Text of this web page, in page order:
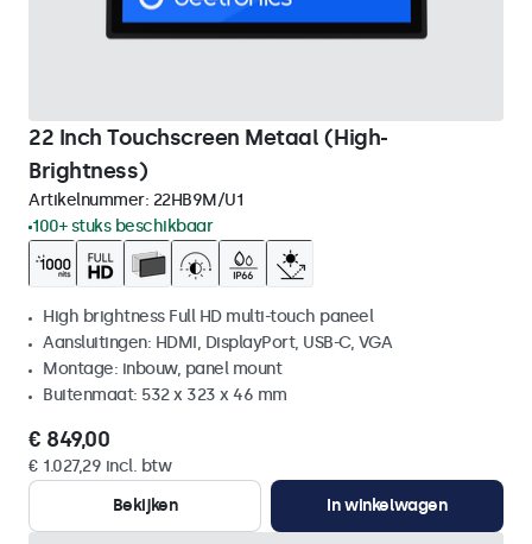
22 Inch Touchscreen Metaal (High-
Brightness)
Artikelnummer: 22HB9M/U1
100+ stuks beschikbaar
High brightness Full HD multi-touch paneel
Aansluitingen: HDMI, DisplayPort, USB-C, VGA
Montage: inbouw, panel mount
Buitenmaat: 532 x 323 x 46 mm
€ 849,00
€ 1.027,29 incl. btw
Bekijken
In winkelwagen